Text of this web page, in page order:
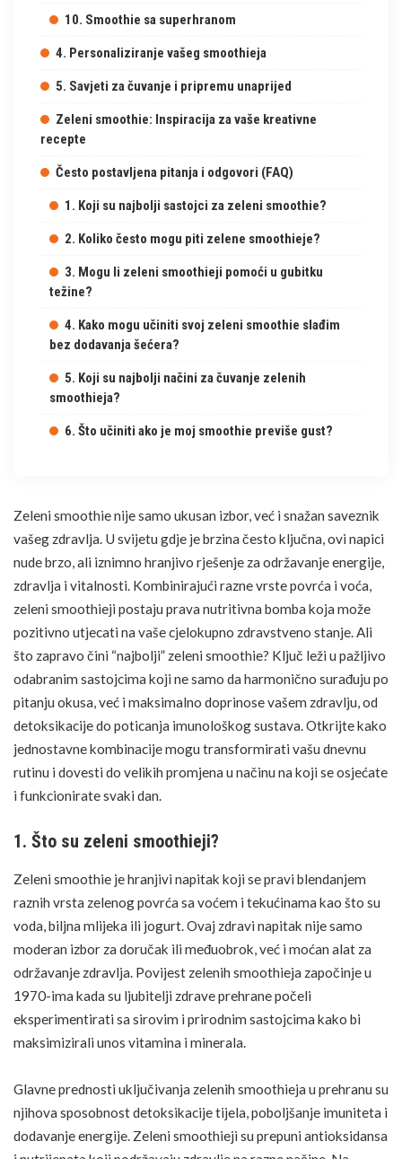
10. Smoothie sa superhranom
4. Personaliziranje vašeg smoothieja
5. Savjeti za čuvanje i pripremu unaprijed
Zeleni smoothie: Inspiracija za vaše kreativne
recepte
Često postavljena pitanja i odgovori (FAQ)
1. Koji su najbolji sastojci za zeleni smoothie?
2. Koliko često mogu piti zelene smoothieje?
3. Mogu li zeleni smoothieji pomoći u gubitku
težine?
4. Kako mogu učiniti svoj zeleni smoothie slađim
bez dodavanja šećera?
5. Koji su najbolji načini za čuvanje zelenih
smoothieja?
6. Što učiniti ako je moj smoothie previše gust?
Zeleni smoothie nije samo ukusan izbor, već i snažan saveznik
vašeg zdravlja. U svijetu gdje je brzina često ključna, ovi napici
nude brzo, ali iznimno hranjivo rješenje za održavanje energije,
zdravlja i vitalnosti. Kombinirajući razne vrste povrća i voća,
zeleni smoothieji postaju prava nutritivna bomba koja može
pozitivno utjecati na vaše cjelokupno zdravstveno stanje. Ali
što zapravo čini “najbolji” zeleni smoothie? Ključ leži u pažljivo
odabranim sastojcima koji ne samo da harmonično surađuju po
pitanju okusa, već i maksimalno doprinose vašem zdravlju, od
detoksikacijedo poticanja imunološkog sustava. Otkrijte kako
jednostavne kombinacije mogu transformirati vašu dnevnu
rutinu i dovesti do velikih promjena u načinu na koji se osjećate
i funkcionirate svaki dan.
1. Što su zeleni smoothieji?
Zeleni smoothie je hranjivi napitak koji se pravi blendanjem
raznih vrsta zelenog povrća sa voćem i tekućinama kao što su
voda, biljna mlijeka ili jogurt. Ovaj zdravi napitak nije samo
moderan izbor za doručak ili međuobrok, već i moćan alat za
održavanje zdravlja. Povijest zelenih smoothieja započinje u
1970-ima kada su ljubitelji zdrave prehrane počeli
eksperimentirati sa sirovim i prirodnim sastojcima kako bi
maksimizirali unos vitamina i minerala.
Glavne prednosti uključivanja zelenih smoothieja u prehranu su
njihova sposobnostdetoksikacije tijela, poboljšanje imuniteta i
dodavanje energije. Zeleni smoothieji su prepuni antioksidansa